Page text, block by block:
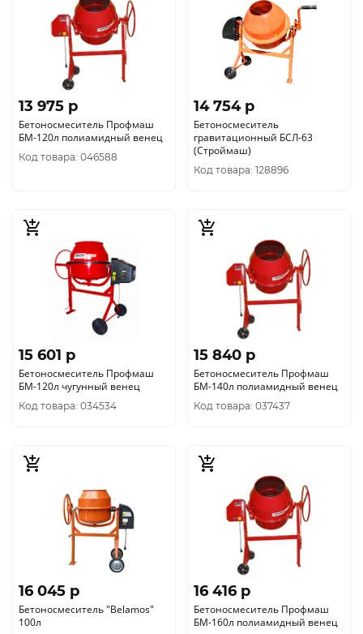
13 975 p
Бетоносмеситель Профмаш
БМ-120л полиамидный венец
Код товара: 046588
14 754 p
Бетоносмеситель
гравитационный БСЛ-63
(Строймаш)
Код товара: 128896
15 601 p
Бетоносмеситель Профмаш
БМ-120л чугунный венец
Код товара: 034534
15 840 p
Бетоносмеситель Профмаш
БМ-140л полиамидный венец
Код товара: 037437
16 045 p
Бетоносмеситель "Belamos"
100л
16 416 p
Бетоносмеситель Профмаш
БМ-160л полиамидный венец